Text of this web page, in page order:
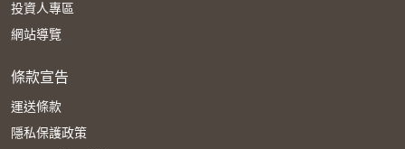
投資人專區
網站導覽
條款宣告
運送條款
隱私保護政策